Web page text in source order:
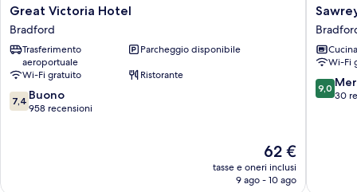
Great
Victoria
Hotel
Bradford
Great Victoria Hotel
Bradford
Trasferimento
aeroportuale
Parcheggio disponibile
Wi-Fi gratuito
Ristorante
7.4
su
7,4 Buono
958 recensioni
Il
prezzo
attuale
62 €
tasse e oneri inclusi
9 ago - 10 ago
Sawrey
Cucina
Wi-Fi
9.0
su
9,0
30